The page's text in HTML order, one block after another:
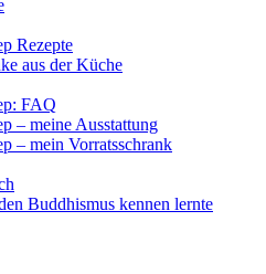
Rezepte
aus der Küche
FAQ
– meine Ausstattung
– mein Vorratsschrank
Buddhismus kennen lernte